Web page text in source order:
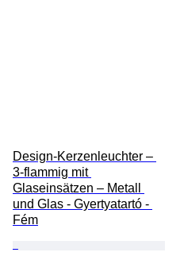
Design-Kerzenleuchter –
3-flammig mit
Glaseinsätzen – Metall
und Glas - Gyertyatartó -
Fém